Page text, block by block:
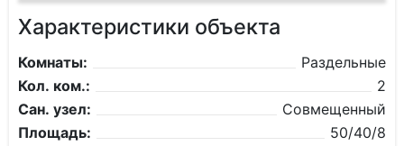
Характеристики объекта
Комнаты:
Раздельные
Кол. ком.:
2
Сан. узел:
Совмещенный
Площадь:
50/40/8